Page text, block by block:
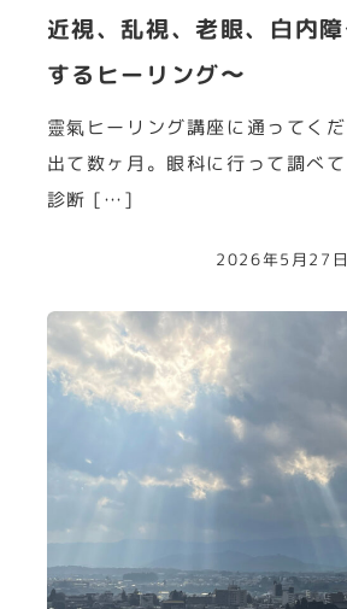
近視、乱視、老眼、白内
するヒーリング〜
靈氣ヒーリング講座に通ってく
出て数ヶ月。眼科に行って調べ
診断 […]
2026年5月27日